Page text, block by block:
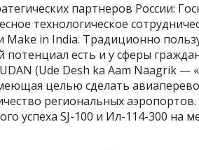
партнеров России:
технологическое
Make in India. Традиционно
есть и у сферы
(Ude Desh ka Aam Naagrik —
целью сделать
региональных аэропортов.
успеха SJ-100 и Ил-114-300 на